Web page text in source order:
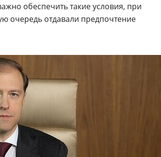
обеспечить такие условия, при
очередь отдавали предпочтение